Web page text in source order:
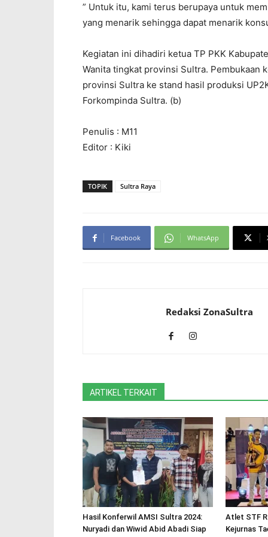
” Untuk itu, kami terus berupaya untuk
yang menarik sehingga dapat menarik
Kegiatan ini dihadiri ketua TP PKK
Wanita tingkat provinsi Sultra. Pembukaan
provinsi Sultra ke stand hasil produksi
Forkompinda Sultra. (b)
Penulis : M11
Editor : Kiki
TOPIK Sultra Raya
Facebook WhatsApp
Redaksi ZonaSultra
ARTIKEL TERKAIT
Hasil Konferwil AMSI Sultra 2024:
Nuryadi dan Wiwid Abid Abadi Siap
Atlet STF
Kejurnas